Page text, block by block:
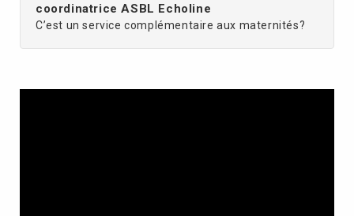
coordinatrice ASBL Echoline
C’est un service complémentaire aux maternités?